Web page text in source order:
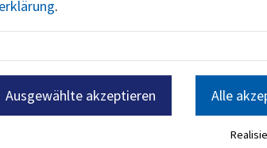
.
Ausgewählte akzeptieren Alle